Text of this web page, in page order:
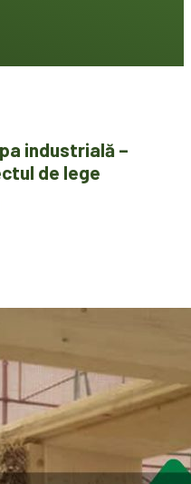
industrială –
de lege